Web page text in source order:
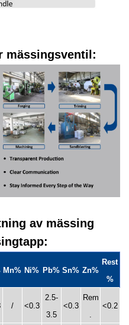
mässingsventil:
av mässing
Mn% Ni% Pb% Sn% Zn%
Rest
%
/ <0.3
2.5-
3.5
<0.3
Rem
<0.2